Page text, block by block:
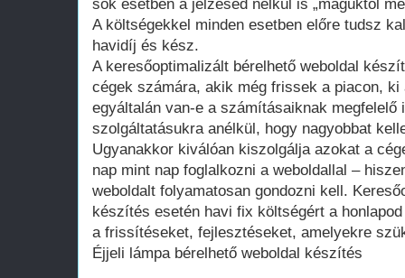
sok esetben a jelzésed nélkül is „maguktól
A költségekkel minden esetben előre tudsz
havidíj és kész.
A keresőoptimalizált bérelhető weboldal
cégek számára, akik még frissek a piacon, ki
egyáltalán van-e a számításaiknak megfelelő
szolgáltatásukra anélkül, hogy nagyobbat
Ugyanakkor kiválóan kiszolgálja azokat a
nap mint nap foglalkozni a weboldallal –
weboldalt folyamatosan gondozni kell.
készítés esetén havi fix költségért a
a frissítéseket, fejlesztéseket, amelyekre
Éjjeli lámpa bérelhető weboldal készítés